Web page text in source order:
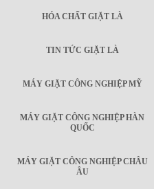
HÓA CHẤT GIẶT LÀ
TIN TỨC GIẶT LÀ
MÁY GIẶT CÔNG NGHIỆP MỸ
MÁY GIẶT CÔNG NGHIỆP HÀN
QUỐC
MÁY GIẶT CÔNG NGHIỆP CHÂU
ÂU